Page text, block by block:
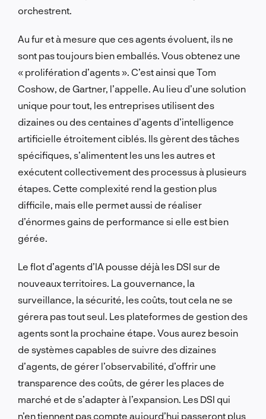
orchestrent.
Au fur et à mesure que ces agents évoluent, ils ne
sont pas toujours bien emballés. Vous obtenez une
« prolifération d’agents ». C’est ainsi que Tom
Coshow, de Gartner, l’appelle. Au lieu d’une solution
unique pour tout, les entreprises utilisent des
dizaines ou des centaines d’agents d’intelligence
artificielle étroitement ciblés. Ils gèrent des tâches
spécifiques, s’alimentent les uns les autres et
exécutent collectivement des processus à plusieurs
étapes. Cette complexité rend la gestion plus
difficile, mais elle permet aussi de réaliser
d’énormes gains de performance si elle est bien
gérée.
Le flot d’agents d’IA pousse déjà les DSI sur de
nouveaux territoires. La gouvernance, la
surveillance, la sécurité, les coûts, tout cela ne se
gérera pas tout seul. Les plateformes de gestion des
agents sont la prochaine étape. Vous aurez besoin
de systèmes capables de suivre des dizaines
d’agents, de gérer l’observabilité, d’offrir une
transparence des coûts, de gérer les places de
marché et de s’adapter à l’expansion. Les DSI qui
n’en tiennent pas compte aujourd’hui passeront plus